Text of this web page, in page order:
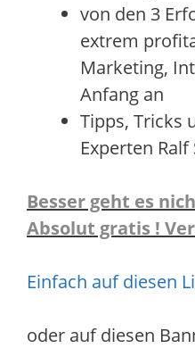
von den 3
extrem
Marketing,
Anfang an
Tipps, Tricks
Experten
Besser geht es
Absolut gratis !
Einfach auf diesen
oder auf diesen